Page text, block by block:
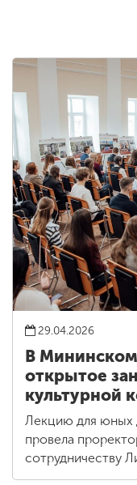
29.04.2026
В
открытое
культурной
Лекцию для юных
провела
сотрудничеству